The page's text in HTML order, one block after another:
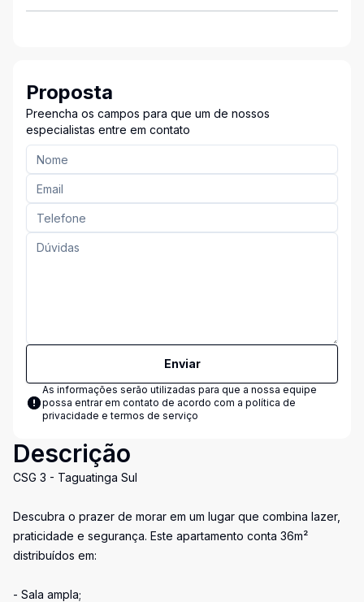
Proposta
Preencha os campos para que um de nossos
especialistas entre em contato
Enviar
As informações serão utilizadas para que a nossa equipe
possa entrar em contato de acordo com a política de
privacidade e termos de serviço
Descrição
CSG 3 - Taguatinga Sul
Descubra o prazer de morar em um lugar que combina lazer,
praticidade e segurança. Este apartamento conta 36m²
distribuídos em:
- Sala ampla;